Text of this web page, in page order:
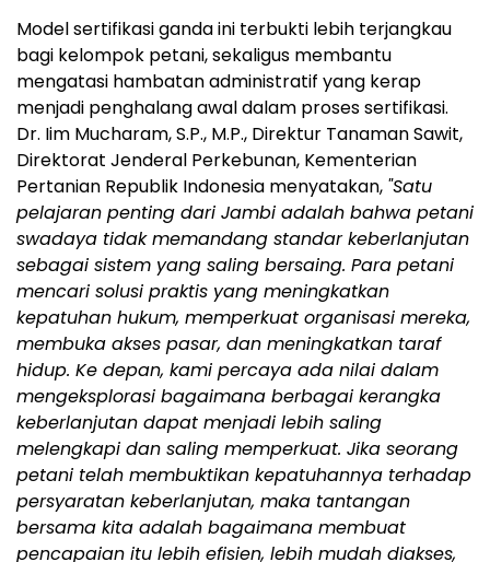
Model sertifikasi ganda ini terbukti lebih terjangkau
bagi kelompok petani, sekaligus membantu
mengatasi hambatan administratif yang kerap
menjadi penghalang awal dalam proses sertifikasi.
Dr. Iim Mucharam, S.P., M.P., Direktur Tanaman Sawit,
Direktorat Jenderal Perkebunan, Kementerian
Pertanian Republik Indonesia menyatakan, "Satu
pelajaran penting dari Jambi adalah bahwa petani
swadaya tidak memandang standar keberlanjutan
sebagai sistem yang saling bersaing. Para petani
mencari solusi praktis yang meningkatkan
kepatuhan hukum, memperkuat organisasi mereka,
membuka akses pasar, dan meningkatkan taraf
hidup. Ke depan, kami percaya ada nilai dalam
mengeksplorasi bagaimana berbagai kerangka
keberlanjutan dapat menjadi lebih saling
melengkapi dan saling memperkuat. Jika seorang
petani telah membuktikan kepatuhannya terhadap
persyaratan keberlanjutan, maka tantangan
bersama kita adalah bagaimana membuat
pencapaian itu lebih efisien, lebih mudah diakses,